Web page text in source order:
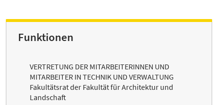
Funktionen
VERTRETUNG DER MITARBEITERINNEN UND
MITARBEITER IN TECHNIK UND VERWALTUNG
Fakultätsrat der Fakultät für Architektur und
Landschaft